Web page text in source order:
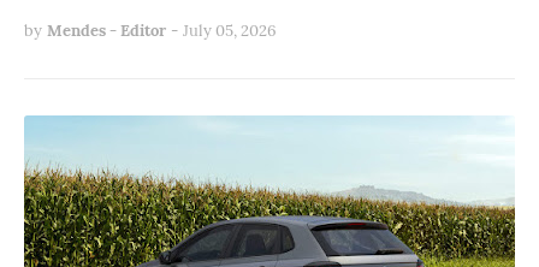
by Mendes - Editor - July 05, 2026